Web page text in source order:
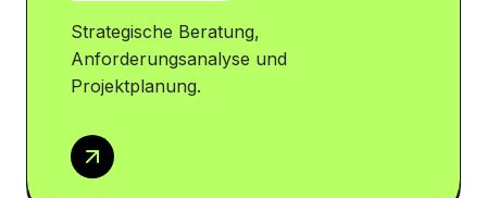
Strategische Beratung,
Anforderungsanalyse und
Projektplanung.